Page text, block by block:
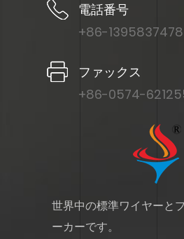
電話番号
+86-
ファックス
+86-0574-
世界中の標準ワイヤーと
ーカーです。